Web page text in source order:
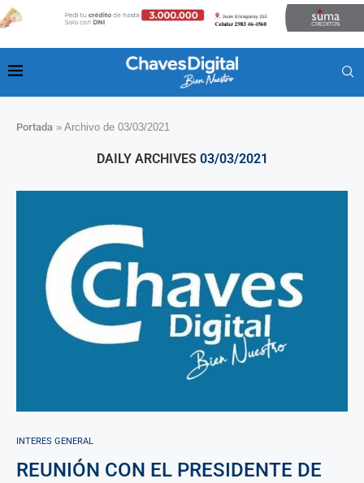
Portada » Archivo de 03/03/2021
DAILY ARCHIVES 03/03/2021
INTERES GENERAL
REUNIÓN CON EL PRESIDENTE DE